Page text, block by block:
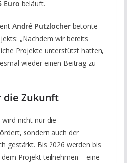
Euro beläuft.
André Putzlocherbetonte
„Nachdem wir bereits
Projekte unterstützt hatten,
wieder einen Beitrag zu
die Zukunft
wird nicht nur die
sondern auch der
gestärkt. Bis 2026 werden bis
Projekt teilnehmen – eine